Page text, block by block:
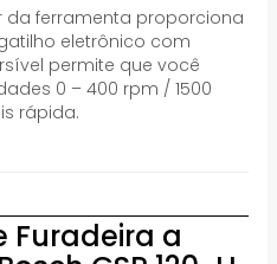
ferramenta proporciona
eletrônico com
permite que você
0 – 400 rpm / 1500
rápida.
Furadeira a